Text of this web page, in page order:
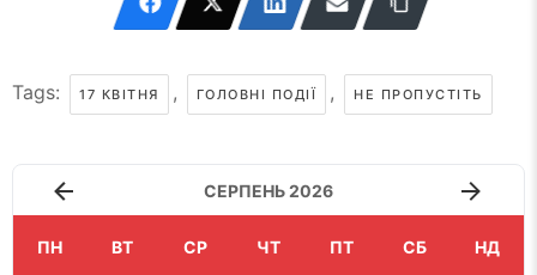
Tags: 17 КВІТНЯ , ГОЛОВНІ ПОДІЇ , НЕ ПРОПУСТІТЬ
СЕРПЕНЬ 2026
ПН ВТ СР ЧТ ПТ СБ НД